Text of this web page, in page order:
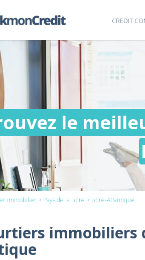
CREDIT
le
immobilier > Pays de la Loire > Loire-Atlantique
immobiliers